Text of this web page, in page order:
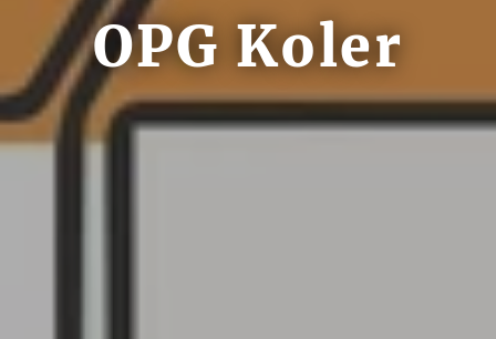
OPG Koler